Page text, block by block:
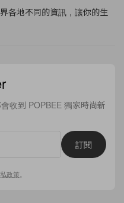
各地不同的資訊，讓你的生
收到 POPBEE 獨家時尚新
訂閱
政策